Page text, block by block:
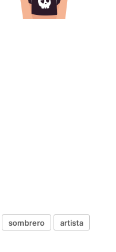
sombrero
artista